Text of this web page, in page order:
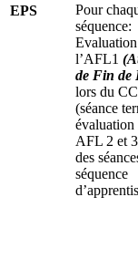
EPS
Pour
séquence:
l’AFL1
de Fin de
lors du
(séance
évaluation
AFL 2 et
des
séquence